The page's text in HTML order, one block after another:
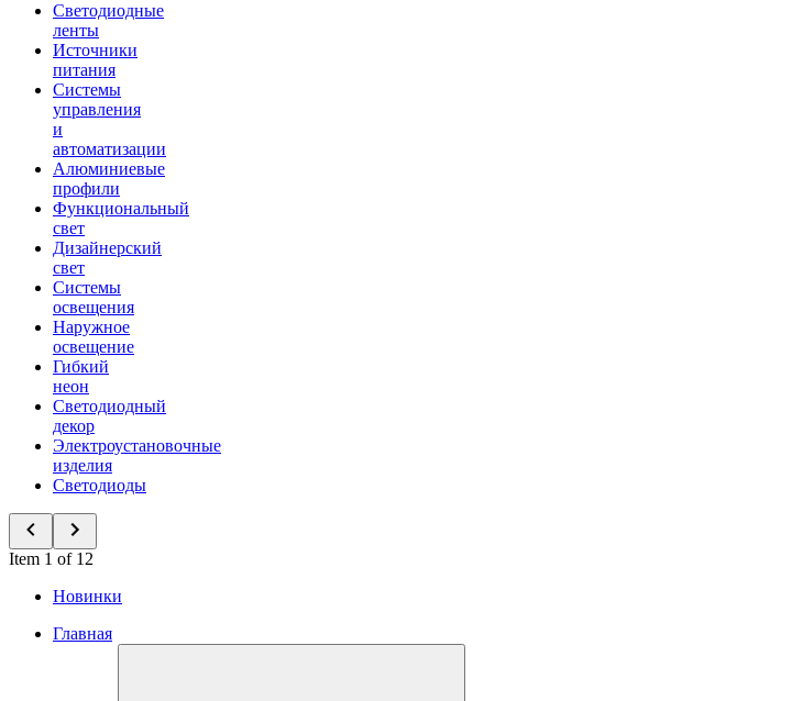
Светодиодные
ленты
Источники
питания
Системы
управления
и
автоматизации
Алюминиевые
профили
Функциональный
свет
Дизайнерский
свет
Системы
освещения
Наружное
освещение
Гибкий
неон
Светодиодный
декор
Электроустановочные
изделия
Светодиоды
Item 1 of 12
Новинки
Главная